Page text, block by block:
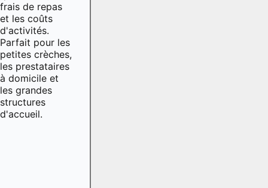
frais de repas
et les coûts
d'activités.
Parfait pour les
petites crèches,
les prestataires
à domicile et
les grandes
structures
d'accueil.